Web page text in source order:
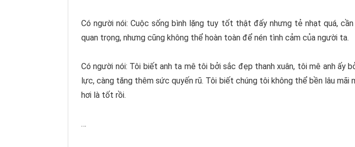
Có người nói: Cuộc sống bình lặng tuy tốt thật đấy nhưng tẻ nhạt quá,
quan trọng, nhưng cũng không thể hoàn toàn để nén tình cảm của người ta.
Có người nói: Tôi biết anh ta mê tôi bởi sắc đẹp thanh xuân, tôi mê anh ấy
lực, càng tăng thêm sức quyến rũ. Tôi biết chúng tôi không thể bền lâu mãi
hơi là tốt rồi.
…